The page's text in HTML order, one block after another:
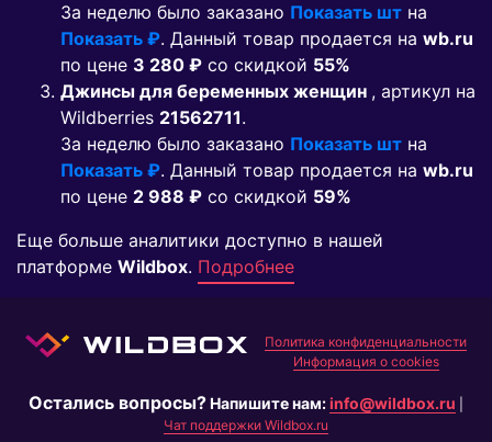
За неделю было заказано Показать шт на
Показать ₽. Данный товар продается на wb.ru
по цене 3 280 ₽ co скидкой 55%
Джинсы для беременных женщин , артикул на
Wildberries 21562711.
За неделю было заказано Показать шт на
Показать ₽. Данный товар продается на wb.ru
по цене 2 988 ₽ co скидкой 59%
Еще больше аналитики доступно в нашей
платформе Wildbox. Подробнее
Политика конфиденциальности
Информация о cookies
Остались вопросы?Напишите нам:info@wildbox.ru
Чат поддержки Wildbox.ru